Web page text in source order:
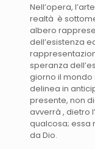
Nell’opera,
realtà è
albero
dell’esistenza
speranza
giorno il mondo
delinea in
presente, non
avverrà , dietro
qualcosa; essa
da Dio.